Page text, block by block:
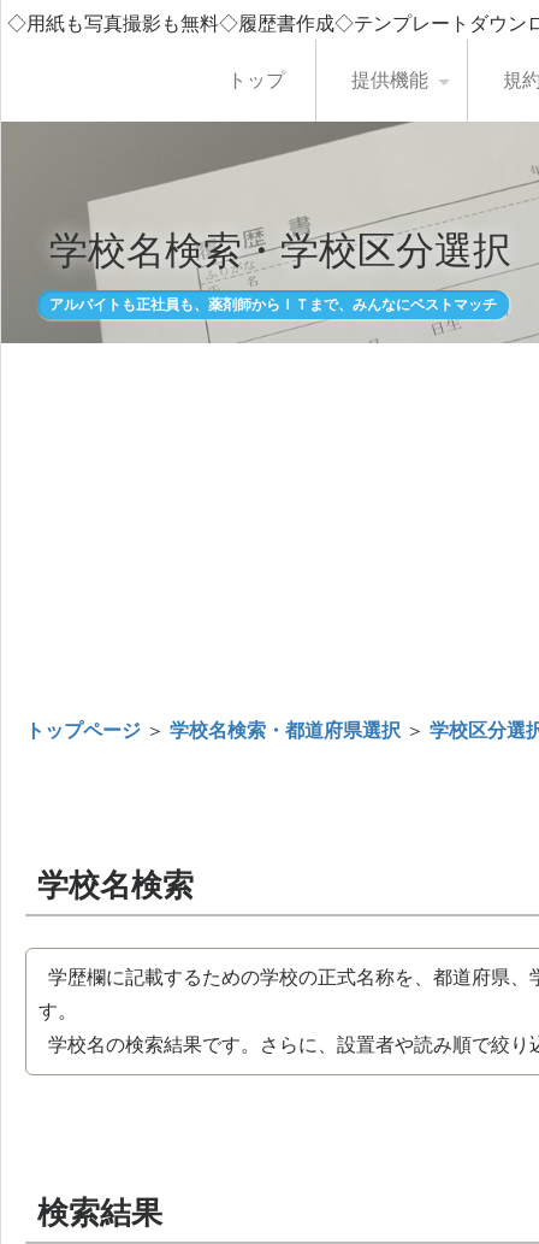
◇用紙も写真撮影も無料◇履歴書作成◇テンプレートダウ
トップ 提供機能 規
学校名検索・学校区分選択
アルバイトも正社員も、薬剤師からＩＴまで、みんなにベストマッチ
トップページ ＞ 学校名検索・都道府県選択 ＞ 学校区分選
学校名検索
学歴欄に記載するための学校の正式名称を、都道府県
す。
学校名の検索結果です。さらに、設置者や読み順で絞り
検索結果